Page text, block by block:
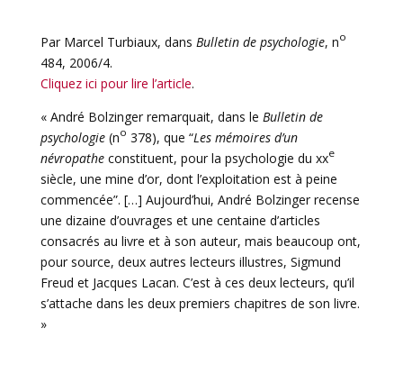
Par Marcel Turbiaux, dans Bulletin de psychologie, no
484, 2006/4.
Cliquez ici pour lire l’article.
« André Bolzinger remarquait, dans le Bulletin de
psychologie(no 378), que “Les mémoires d’un
névropatheconstituent, pour la psychologie du xxe
siècle, une mine d’or, dont l’exploitation est à peine
commencée”. […] Aujourd’hui, André Bolzinger recense
une dizaine d’ouvrages et une centaine d’articles
consacrés au livre et à son auteur, mais beaucoup ont,
pour source, deux autres lecteurs illustres, Sigmund
Freud et Jacques Lacan. C’est à ces deux lecteurs, qu’il
s’attache dans les deux premiers chapitres de son livre.
»